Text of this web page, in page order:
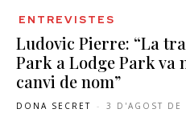
ENTREVISTES
Ludovic Pierre: “La
Park a Lodge Park va
canvi de nom”
DONA SECRET - 3 D'AGOST DE